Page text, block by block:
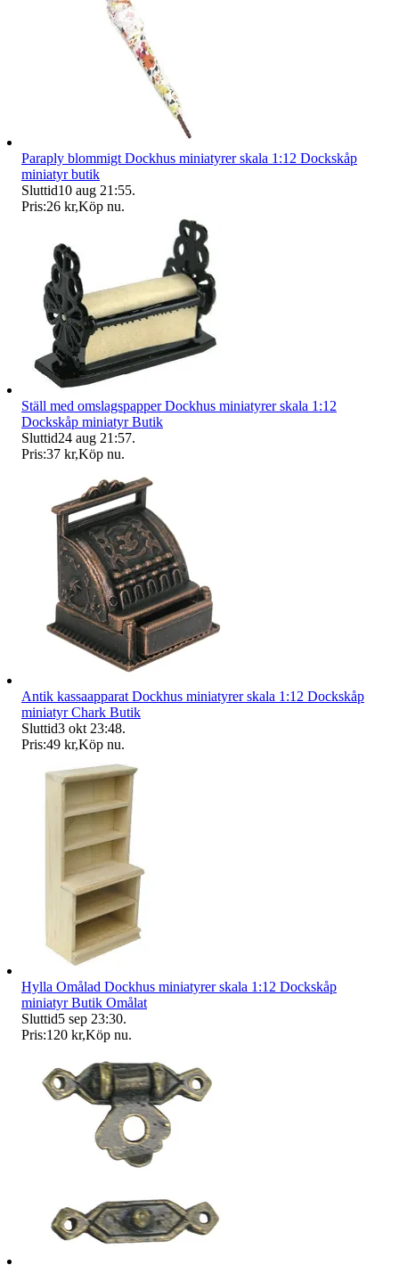
Paraply blommigt Dockhus miniatyrer skala 1:12 Dockskåp
miniatyr butik
Sluttid10 aug 21:55.
Pris:26 kr,Köp nu.
Ställ med omslagspapper Dockhus miniatyrer skala 1:12
Dockskåp miniatyr Butik
Sluttid24 aug 21:57.
Pris:37 kr,Köp nu.
Antik kassaapparat Dockhus miniatyrer skala 1:12 Dockskåp
miniatyr Chark Butik
Sluttid3 okt 23:48.
Pris:49 kr,Köp nu.
Hylla Omålad Dockhus miniatyrer skala 1:12 Dockskåp
miniatyr Butik Omålat
Sluttid5 sep 23:30.
Pris:120 kr,Köp nu.